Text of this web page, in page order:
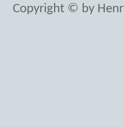
Copyright © by